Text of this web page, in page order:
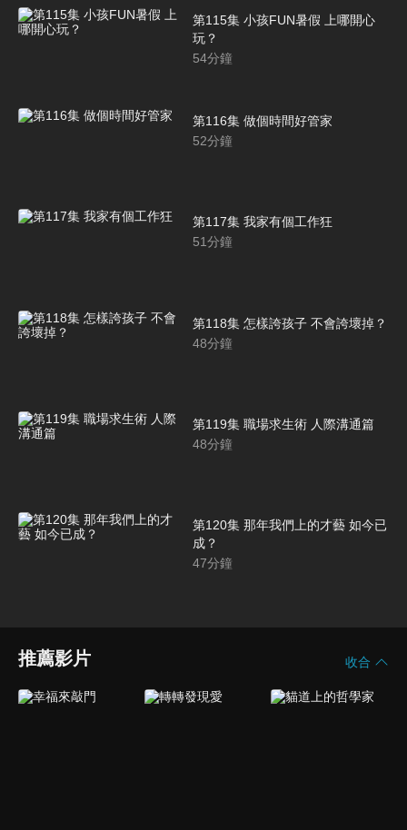
第115集 小孩FUN暑假 上哪開心
玩？
54分鐘
第116集 做個時間好管家
52分鐘
第117集 我家有個工作狂
51分鐘
第118集 怎樣誇孩子 不會誇壞掉？
48分鐘
第119集 職場求生術 人際溝通篇
48分鐘
第120集 那年我們上的才藝 如今已
成？
47分鐘
推薦影片 收合